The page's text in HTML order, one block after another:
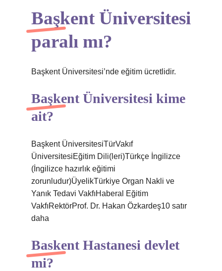
Başkent Üniversitesi
paralı mı?
Başkent Üniversitesi’nde eğitim ücretlidir.
Başkent Üniversitesi kime
ait?
Başkent ÜniversitesiTürVakıf
ÜniversitesiEğitim Dili(leri)Türkçe İngilizce
(İngilizce hazırlık eğitimi
zorunludur)ÜyelikTürkiye Organ Nakli ve
Yanık Tedavi VakfıHaberal Eğitim
VakfıRektörProf. Dr. Hakan Özkardeş10 satır
daha
Baskent Hastanesi devlet
mi?